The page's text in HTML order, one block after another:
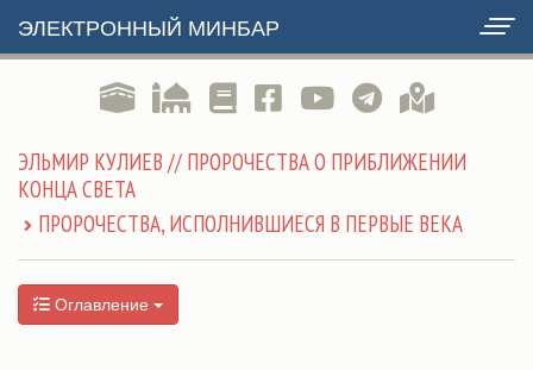
ЭЛЕКТРОННЫЙ МИНБАР
ЭЛЬМИР КУЛИЕВ // ПРОРОЧЕСТВА О ПРИБЛИЖЕНИИ
КОНЦА СВЕТА
ПРОРОЧЕСТВА, ИСПОЛНИВШИЕСЯ В ПЕРВЫЕ ВЕКА
Оглавление